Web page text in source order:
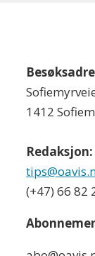
1412
Redaksjon:
(+47) 66 82